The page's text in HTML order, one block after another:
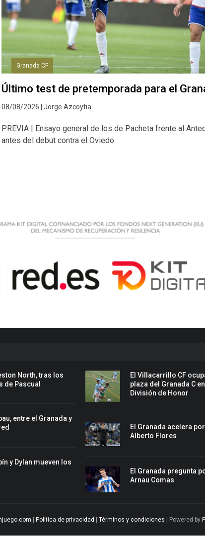
Granada CF
Último test de pretemporada para el
08/08/2026 | Jorge Azcoytia
PREVIA | Ensayo general de los de Pacheta frente al
antes del debut contra el Oviedo
North, tras los
de Pascual
entre el Granada y
y Dylan mueven los
El Villacarrillo CF
plaza del Granada C en
División de Honor
El Granada acelera por
Alberto Flores
El Granada pregunta
Arnau Comas
|Política de privacidad |Términos y condiciones | Powered by